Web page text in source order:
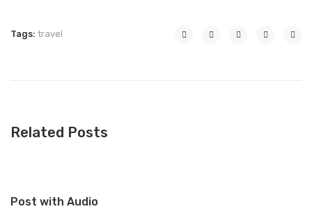
Tags: travel
Related Posts
Post with Audio